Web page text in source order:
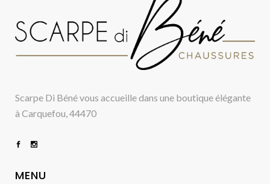
Scarpe Di Béné vous accueille dans une boutique élégante
à Carquefou, 44470
MENU